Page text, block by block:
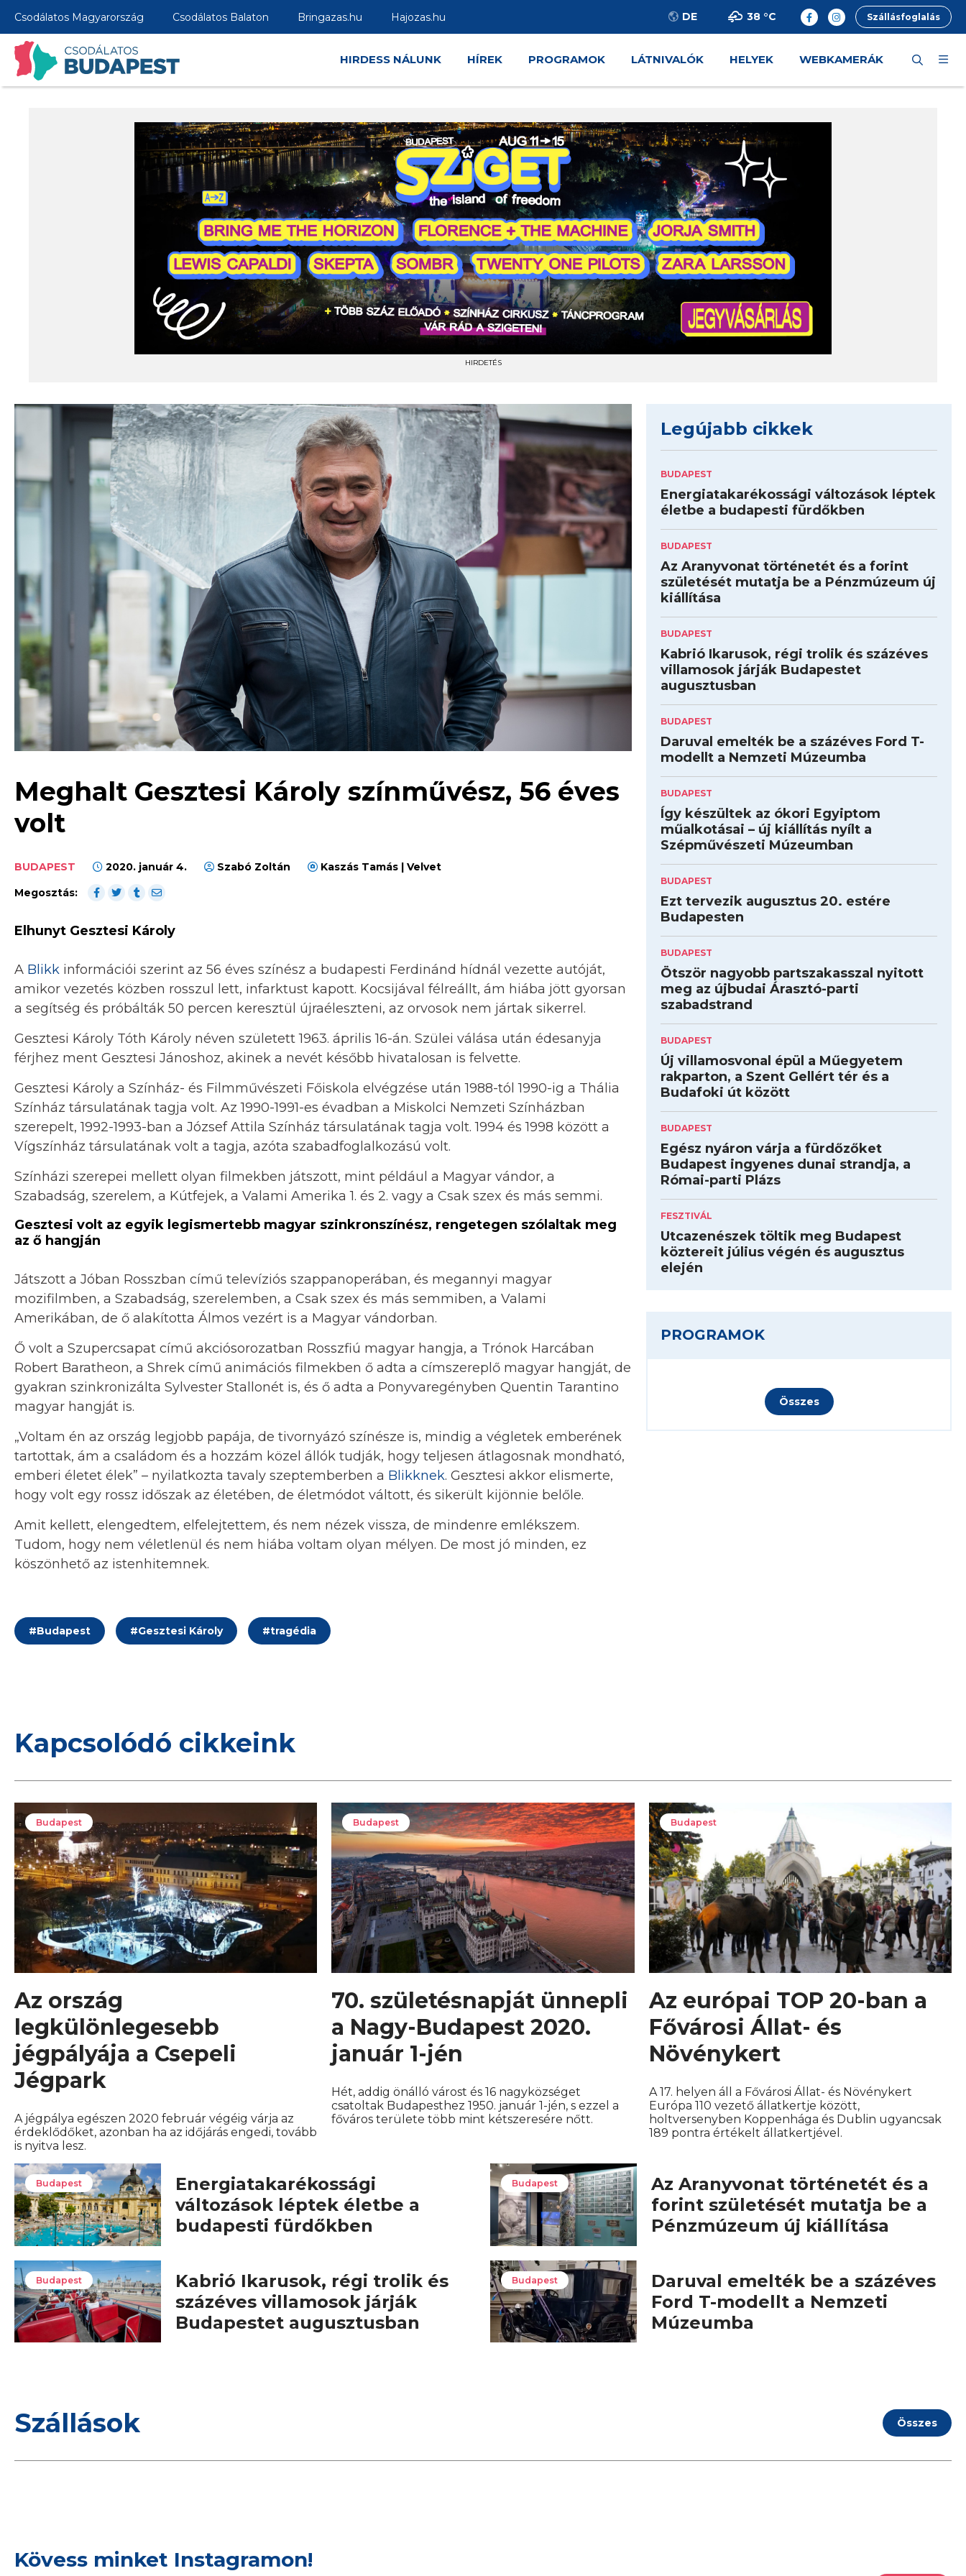
Csodálatos Magyarország Csodálatos Balaton Bringazas.hu Hajozas.hu DE 38 °C Szállásfoglalás
HIRDESS NÁLUNK HÍREK PROGRAMOK LÁTNIVALÓK HELYEK WEBKAMERÁK
HIRDETÉS
Meghalt Gesztesi Károly színművész, 56 éves
volt
BUDAPEST 2020. január 4. Szabó Zoltán
Kaszás Tamás | Velvet
Megosztás:
Elhunyt Gesztesi Károly
A Blikk információi szerint az 56 éves színész a budapesti Ferdinánd hídnál vezette autóját,
amikor vezetés közben rosszul lett, infarktust kapott. Kocsijával félreállt, ám hiába jött gyorsan
a segítség és próbálták 50 percen keresztül újraéleszteni, az orvosok nem jártak sikerrel.
Gesztesi Károly Tóth Károly néven született 1963. április 16-án. Szülei válása után édesanyja
férjhez ment Gesztesi Jánoshoz, akinek a nevét később hivatalosan is felvette.
Gesztesi Károly a Színház- és Filmművészeti Főiskola elvégzése után 1988-tól 1990-ig a Thália
Színház társulatának tagja volt. Az 1990-1991-es évadban a Miskolci Nemzeti Színházban
szerepelt, 1992-1993-ban a József Attila Színház társulatának tagja volt. 1994 és 1998 között a
Vígszínház társulatának volt a tagja, azóta szabadfoglalkozású volt.
Színházi szerepei mellett olyan filmekben játszott, mint például a Magyar vándor, a
Szabadság, szerelem, a Kútfejek, a Valami Amerika 1. és 2. vagy a Csak szex és más semmi.
Gesztesi volt az egyik legismertebb magyar szinkronszínész, rengetegen szólaltak meg
az ő hangján
Játszott a Jóban Rosszban című televíziós szappanoperában, és megannyi magyar
mozifilmben, a Szabadság, szerelemben, a Csak szex és más semmiben, a Valami
Amerikában, de ő alakította Álmos vezért is a Magyar vándorban.
Ő volt a Szupercsapat című akciósorozatban Rosszfiú magyar hangja, a Trónok Harcában
Robert Baratheon, a Shrek című animációs filmekben ő adta a címszereplő magyar hangját, de
gyakran szinkronizálta Sylvester Stallonét is, és ő adta a Ponyvaregényben Quentin Tarantino
magyar hangját is.
„Voltam én az ország legjobb papája, de tivornyázó színésze is, mindig a végletek emberének
tartottak, ám a családom és a hozzám közel állók tudják, hogy teljesen átlagosnak mondható,
emberi életet élek” – nyilatkozta tavaly szeptemberben a Blikknek. Gesztesi akkor elismerte,
hogy volt egy rossz időszak az életében, de életmódot váltott, és sikerült kijönnie belőle.
Amit kellett, elengedtem, elfelejtettem, és nem nézek vissza, de mindenre emlékszem.
Tudom, hogy nem véletlenül és nem hiába voltam olyan mélyen. De most jó minden, ez
köszönhető az istenhitemnek.
#Budapest #Gesztesi Károly #tragédia
Legújabb cikkek
BUDAPEST
Energiatakarékossági változások léptek
életbe a budapesti fürdőkben
BUDAPEST
Az Aranyvonat történetét és a forint
születését mutatja be a Pénzmúzeum új
kiállítása
BUDAPEST
Kabrió Ikarusok, régi trolik és százéves
villamosok járják Budapestet
augusztusban
BUDAPEST
Daruval emelték be a százéves Ford T-
modellt a Nemzeti Múzeumba
BUDAPEST
Így készültek az ókori Egyiptom
műalkotásai – új kiállítás nyílt a
Szépművészeti Múzeumban
BUDAPEST
Ezt tervezik augusztus 20. estére
Budapesten
BUDAPEST
Ötször nagyobb partszakasszal nyitott
meg az újbudai Árasztó-parti
szabadstrand
BUDAPEST
Új villamosvonal épül a Műegyetem
rakparton, a Szent Gellért tér és a
Budafoki út között
BUDAPEST
Egész nyáron várja a fürdőzőket
Budapest ingyenes dunai strandja, a
Római-parti Plázs
FESZTIVÁL
Utcazenészek töltik meg Budapest
köztereit július végén és augusztus
elején
PROGRAMOK
Összes
Kapcsolódó cikkeink
Budapest
Az ország
legkülönlegesebb
jégpályája a Csepeli
Jégpark
A jégpálya egészen 2020 február végéig várja az
érdeklődőket, azonban ha az időjárás engedi, tovább
is nyitva lesz.
Budapest
70. születésnapját ünnepli
a Nagy-Budapest 2020.
január 1-jén
Hét, addig önálló várost és 16 nagyközséget
csatoltak Budapesthez 1950. január 1-jén, s ezzel a
főváros területe több mint kétszeresére nőtt.
Budapest
Az európai TOP 20-ban a
Fővárosi Állat- és
Növénykert
A 17. helyen áll a Fővárosi Állat- és Növénykert
Európa 110 vezető állatkertje között,
holtversenyben Koppenhága és Dublin ugyancsak
189 pontra értékelt állatkertjével.
Budapest
Energiatakarékossági
változások léptek életbe a
budapesti fürdőkben
Budapest
Az Aranyvonat történetét és a
forint születését mutatja be a
Pénzmúzeum új kiállítása
Budapest
Kabrió Ikarusok, régi trolik és
százéves villamosok járják
Budapestet augusztusban
Budapest
Daruval emelték be a százéves
Ford T-modellt a Nemzeti
Múzeumba
Szállások Összes
Kövess minket Instagramon!